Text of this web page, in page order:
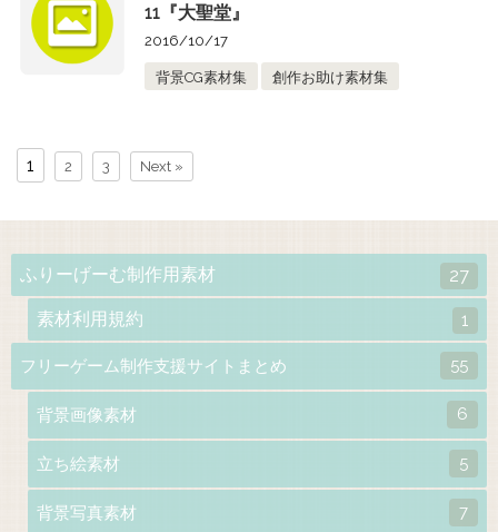
11『大聖堂』
2016/10/17
背景CG素材集 創作お助け素材集
1 2 3 Next »
ふりーげーむ制作用素材 27
素材利用規約 1
フリーゲーム制作支援サイトまとめ 55
背景画像素材 6
立ち絵素材 5
背景写真素材 7